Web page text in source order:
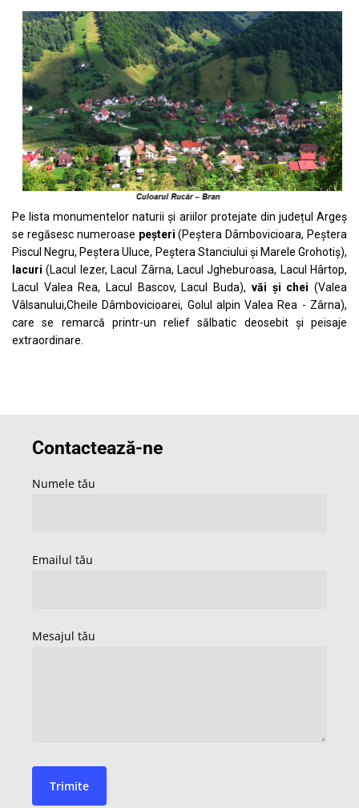
Pe lista monumentelor naturii și ariilor protejate din județul Argeș
se regăsesc numeroase peșteri (Peștera Dâmbovicioara, Peștera
Piscul Negru, Peștera Uluce, Peștera Stanciului și Marele Grohotiș),
lacuri (Lacul Iezer, Lacul Zârna, Lacul Jgheburoasa, Lacul Hârtop,
Lacul Valea Rea, Lacul Bascov, Lacul Buda), văi și chei (Valea
Vâlsanului,Cheile Dâmbovicioarei, Golul alpin Valea Rea - Zârna),
care se remarcă printr-un relief sălbatic deosebit și peisaje
extraordinare.